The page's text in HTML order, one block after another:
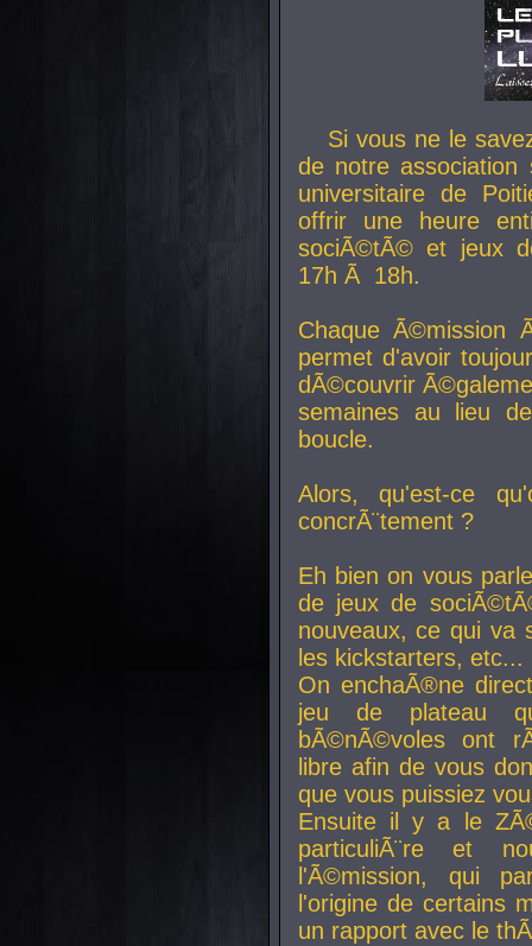
Si vous ne le
de notre
universitaire de
offrir une heure
sociÃ©tÃ© et jeux
17h Ã 18h.
Chaque Ã©mission
permet d'avoir
dÃ©couvrir
semaines au lieu
boucle.
Alors, qu'est-ce
concrÃ¨tement ?
Eh bien on vous
de jeux de
nouveaux, ce qui va
les kickstarters, etc...
On enchaÃ®ne
jeu de plateau
bÃ©nÃ©voles ont
libre afin de vous
que vous puissiez
Ensuite il y a le
particuliÃ¨re et
l'Ã©mission, qui
l'origine de certains
un rapport avec le